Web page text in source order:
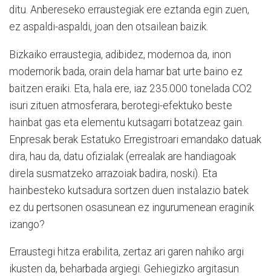
ditu. Anbereseko erraustegiak ere eztanda egin zuen,
ez aspaldi-aspaldi, joan den otsailean baizik.
Bizkaiko erraustegia, adibidez, modernoa da, inon
modernorik bada, orain dela hamar bat urte baino ez
baitzen eraiki. Eta, hala ere, iaz 235.000 tonelada CO2
isuri zituen atmosferara, berotegi-efektuko beste
hainbat gas eta elementu kutsagarri botatzeaz gain.
Enpresak berak Estatuko Erregistroari emandako datuak
dira, hau da, datu ofizialak (errealak are handiagoak
direla susmatzeko arrazoiak badira, noski). Eta
hainbesteko kutsadura sortzen duen instalazio batek
ez du pertsonen osasunean ez ingurumenean eraginik
izango?
Erraustegi hitza erabilita, zertaz ari garen nahiko argi
ikusten da, beharbada argiegi. Gehiegizko argitasun